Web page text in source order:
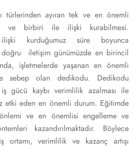
türlerinden ayıran tek ve en önemli
ve birbiri ile ilişki kurabilmesi.
kurduğumuz süre boyunca
iletişim günümüzde en birincil
işletmelerde yaşanan en önemli
sebep olan dedikodu. Dedikodu
gücü kaybı verimlilik azalması ile
etki eden en önemli durum. Eğitimde
ve en önemlisi engelleme ve
kazandırılmaktadır. Böylece
ortamı, verimlilik ve kazanç artışı